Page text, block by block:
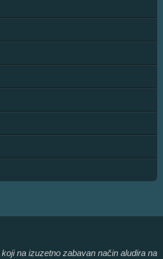
na izuzetno zabavan način aludira na